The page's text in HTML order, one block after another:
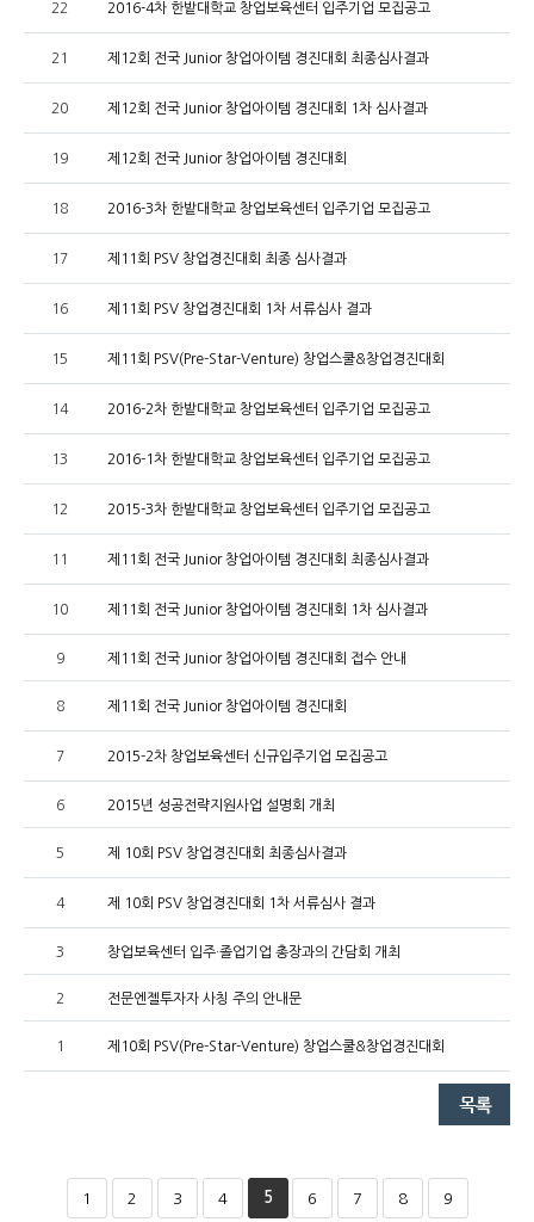
22 2016-4차 한밭대학교 창업보육센터 입주기업 모집공고
21 제12회 전국 Junior 창업아이템 경진대회 최종심사결과
20 제12회 전국 Junior 창업아이템 경진대회 1차 심사결과
19 제12회 전국 Junior 창업아이템 경진대회
18 2016-3차 한밭대학교 창업보육센터 입주기업 모집공고
17 제11회 PSV 창업경진대회 최종 심사결과
16 제11회 PSV 창업경진대회 1차 서류심사 결과
15 제11회 PSV(Pre-Star-Venture) 창업스쿨&창업경진대회
14 2016-2차 한밭대학교 창업보육센터 입주기업 모집공고
13 2016-1차 한밭대학교 창업보육센터 입주기업 모집공고
12 2015-3차 한밭대학교 창업보육센터 입주기업 모집공고
11 제11회 전국 Junior 창업아이템 경진대회 최종심사결과
10 제11회 전국 Junior 창업아이템 경진대회 1차 심사결과
9 제11회 전국 Junior 창업아이템 경진대회 접수 안내
8 제11회 전국 Junior 창업아이템 경진대회
7 2015-2차 창업보육센터 신규입주기업 모집공고
6 2015년 성공전략지원사업 설명회 개최
5 제 10회 PSV 창업경진대회 최종심사결과
4 제 10회 PSV 창업경진대회 1차 서류심사 결과
3 창업보육센터 입주·졸업기업 총장과의 간담회 개최
2 전문엔젤투자자 사칭 주의 안내문
1 제10회 PSV(Pre-Star-Venture) 창업스쿨&창업경진대회
1 2 3 4 5 6 7 8 9